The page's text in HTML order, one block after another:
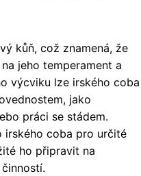
kůň, což znamená, že
jeho temperament a
výcviku lze irského coba
jako
práci se stádem.
irského coba pro určité
ho připravit na